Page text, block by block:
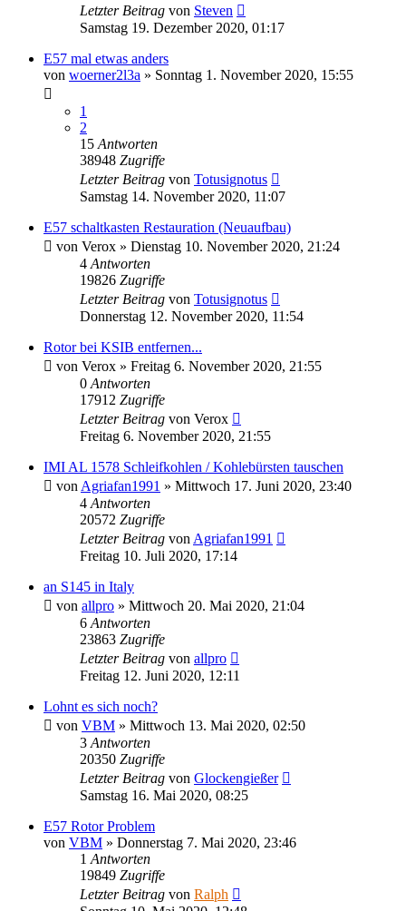
Letzter Beitrag von Steven
Samstag 19. Dezember 2020, 01:17
E57 mal etwas anders
von woerner2l3a » Sonntag 1. November 2020, 15:55
1
2
15 Antworten
38948 Zugriffe
Letzter Beitrag von Totusignotus
Samstag 14. November 2020, 11:07
E57 schaltkasten Restauration (Neuaufbau)
von Verox » Dienstag 10. November 2020, 21:24
4 Antworten
19826 Zugriffe
Letzter Beitrag von Totusignotus
Donnerstag 12. November 2020, 11:54
Rotor bei KSIB entfernen...
von Verox » Freitag 6. November 2020, 21:55
0 Antworten
17912 Zugriffe
Letzter Beitrag von Verox
Freitag 6. November 2020, 21:55
IMI AL 1578 Schleifkohlen / Kohlebürsten tauschen
von Agriafan1991 » Mittwoch 17. Juni 2020, 23:40
4 Antworten
20572 Zugriffe
Letzter Beitrag von Agriafan1991
Freitag 10. Juli 2020, 17:14
an S145 in Italy
von allpro » Mittwoch 20. Mai 2020, 21:04
6 Antworten
23863 Zugriffe
Letzter Beitrag von allpro
Freitag 12. Juni 2020, 12:11
Lohnt es sich noch?
von VBM » Mittwoch 13. Mai 2020, 02:50
3 Antworten
20350 Zugriffe
Letzter Beitrag von Glockengießer
Samstag 16. Mai 2020, 08:25
E57 Rotor Problem
von VBM » Donnerstag 7. Mai 2020, 23:46
1 Antworten
19849 Zugriffe
Letzter Beitrag von Ralph